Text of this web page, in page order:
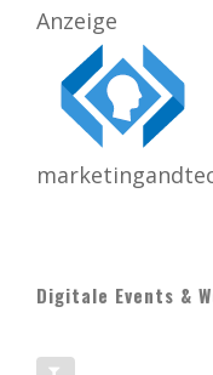
Anzeige
Digitale Events &